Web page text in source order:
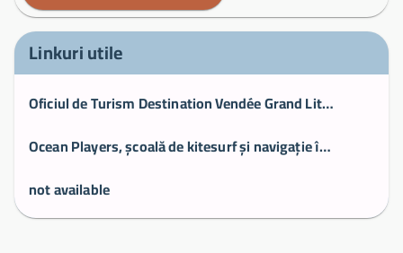
Linkuri utile
Oficiul de Turism Destination Vendée Grand Littoral
Ocean Players, școală de kitesurf și navigație în Vendée (85) - OCEAN PLAYERS - Școli de Kitesurf și Navigație în Vendée
not available